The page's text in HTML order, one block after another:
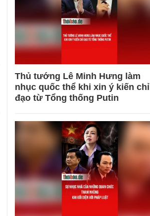
Thủ tướng Lê Minh Hưng làm
nhục quốc thể khi xin ý kiến chỉ
đạo từ Tổng thống Putin